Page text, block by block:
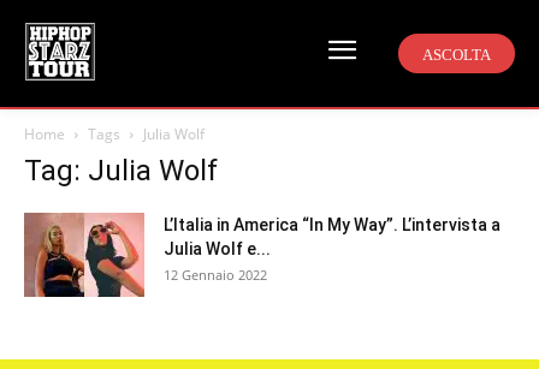
ASCOLTA
Home Tags Julia Wolf
Tag: Julia Wolf
L’Italia in America “In My Way”. L’intervista a
Julia Wolf e...
12 Gennaio 2022